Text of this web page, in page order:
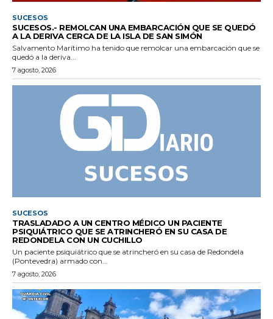
SUCESOS
SUCESOS.- REMOLCAN UNA EMBARCACIÓN QUE SE QUEDÓ
A LA DERIVA CERCA DE LA ISLA DE SAN SIMÓN
Salvamento Marítimo ha tenido que remolcar una embarcación que se
quedó a la deriva...
7 agosto, 2026
SUCESOS
TRASLADADO A UN CENTRO MÉDICO UN PACIENTE
PSIQUIÁTRICO QUE SE ATRINCHERÓ EN SU CASA DE
REDONDELA CON UN CUCHILLO
Un paciente psiquiátrico que se atrincheró en su casa de Redondela
(Pontevedra) armado con...
7 agosto, 2026